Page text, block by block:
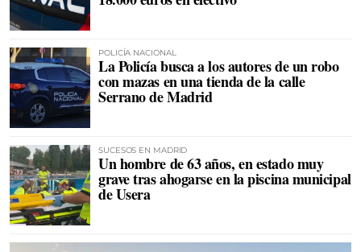
POLICÍA NACIONAL
La Policía busca a los autores de un robo
con mazas en una tienda de la calle
Serrano de Madrid
SUCESOS EN MADRID
Un hombre de 63 años, en estado muy
grave tras ahogarse en la piscina municipal
de Usera